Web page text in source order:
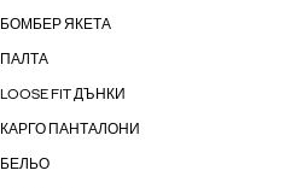
БОМБЕР ЯКЕТА
ПАЛТА
LOOSE FIT ДЪНКИ
КАРГО ПАНТАЛОНИ
БЕЛЬО